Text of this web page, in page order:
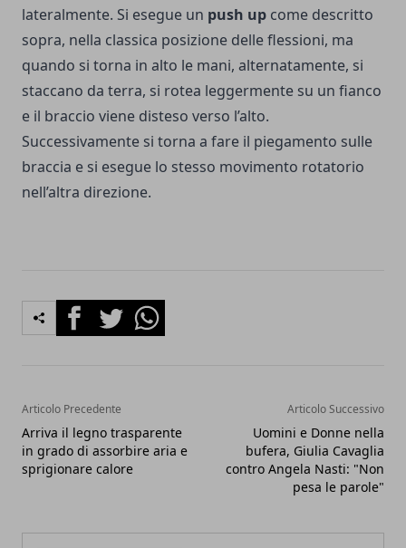
lateralmente. Si esegue un push up come descritto
sopra, nella classica posizione delle flessioni, ma
quando si torna in alto le mani, alternatamente, si
staccano da terra, si rotea leggermente su un fianco
e il braccio viene disteso verso l’alto.
Successivamente si torna a fare il piegamento sulle
braccia e si esegue lo stesso movimento rotatorio
nell’altra direzione.
FacebookTwitterWhatsapp
Articolo Precedente
Arriva il legno trasparente
in grado di assorbire aria e
sprigionare calore
Articolo Successivo
Uomini e Donne nella
bufera, Giulia Cavaglia
contro Angela Nasti: "Non
pesa le parole"